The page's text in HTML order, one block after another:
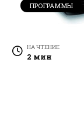
ПРОГРАММЫ
НА ЧТЕНИЕ
2 мин